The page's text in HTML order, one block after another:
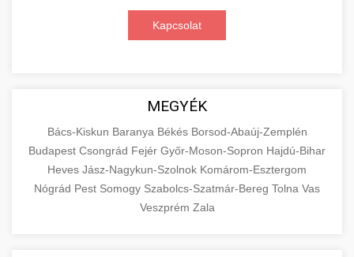
Kapcsolat
MEGYÉK
Bács-Kiskun Baranya Békés Borsod-Abaúj-Zemplén
Budapest Csongrád Fejér Győr-Moson-Sopron Hajdú-Bihar
Heves Jász-Nagykun-Szolnok Komárom-Esztergom
Nógrád Pest Somogy Szabolcs-Szatmár-Bereg Tolna Vas
Veszprém Zala